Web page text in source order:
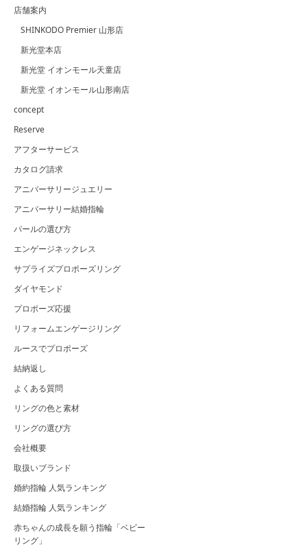
店舗案内
SHINKODO Premier 山形店
新光堂本店
新光堂 イオンモール天童店
新光堂 イオンモール山形南店
concept
Reserve
アフターサービス
カタログ請求
アニバーサリージュエリー
アニバーサリー結婚指輪
パールの選び方
エンゲージネックレス
サプライズプロポーズリング
ダイヤモンド
プロポーズ応援
リフォームエンゲージリング
ルースでプロポーズ
結納返し
よくある質問
リングの色と素材
リングの選び方
会社概要
取扱いブランド
婚約指輪 人気ランキング
結婚指輪 人気ランキング
赤ちゃんの成長を願う指輪「ベビー
リング」